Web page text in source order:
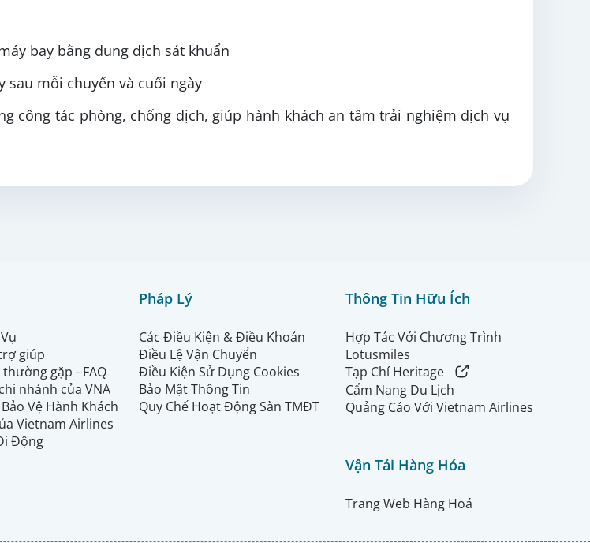
bay bằng dung dịch sát khuẩn
sau mỗi chuyến và cuối ngày
công tác phòng, chống dịch, giúp hành khách an tâm trải nghiệm dịch vụ
giúp
gặp - FAQ
nhánh của VNA
Vệ Hành Khách
Vietnam Airlines
Động
Pháp Lý
Các Điều Kiện & Điều Khoản
Điều Lệ Vận Chuyển
Điều Kiện Sử Dụng Cookies
Bảo Mật Thông Tin
Quy Chế Hoạt Động Sàn TMĐT
Thông Tin Hữu Ích
Hợp Tác Với Chương Trình
Lotusmiles
Tạp Chí Heritage
Cẩm Nang Du Lịch
Quảng Cáo Với Vietnam Airlines
Vận Tải Hàng Hóa
Trang Web Hàng Hoá